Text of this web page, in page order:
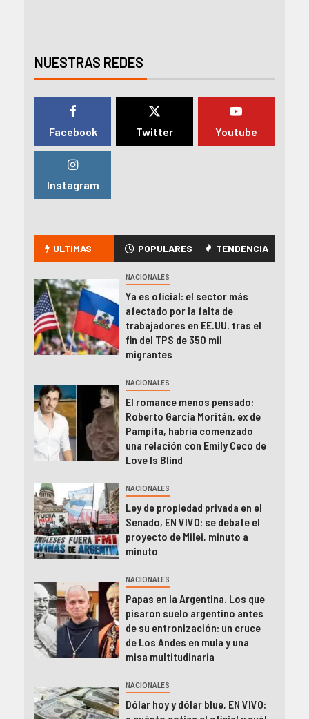
NUESTRAS REDES
Facebook Twitter Youtube
Instagram
ULTIMAS POPULARES TENDENCIA
NACIONALES
Ya es oficial: el sector más
afectado por la falta de
trabajadores en EE.UU. tras el
fin del TPS de 350 mil
migrantes
NACIONALES
El romance menos pensado:
Roberto García Moritán, ex de
Pampita, habría comenzado
una relación con Emily Ceco de
Love Is Blind
NACIONALES
Ley de propiedad privada en el
Senado, EN VIVO: se debate el
proyecto de Milei, minuto a
minuto
NACIONALES
Papas en la Argentina. Los que
pisaron suelo argentino antes
de su entronización: un cruce
de Los Andes en mula y una
misa multitudinaria
NACIONALES
Dólar hoy y dólar blue, EN VIVO: